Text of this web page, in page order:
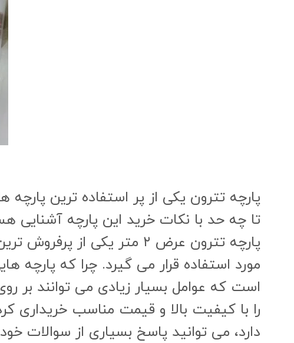
پارچه تترون یکی از پر استفاده ترین پارچه
تا چه حد با نکات خرید این پارچه
پارچه تترون عرض ۲ متر
مورد استفاده قرار می گیرد. چرا که پارچه
است که عوامل بسیار زیادی می توانند بر
را با کیفیت بالا و قیمت مناسب خریداری
دارد، می توانید پاسخ بسیاری از سوالات